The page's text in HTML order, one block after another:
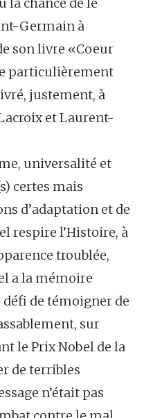
la chance de le
Germain à
son livre «Coeur
particulièrement
justement, à
et Laurent-
universalité et
certes mais
d’adaptation et de
respire l’Histoire, à
troublée,
a la mémoire
défi de témoigner de
sur
le Prix Nobel de la
de terribles
n’était pas